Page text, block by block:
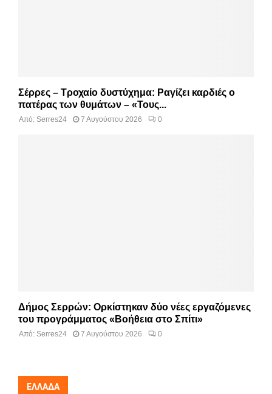
Σέρρες – Τροχαίο δυστύχημα: Ραγίζει καρδιές ο
πατέρας των θυμάτων – «Τους...
Από: Serres24 7 Αυγούστου 2026 0
Δήμος Σερρών: Ορκίστηκαν δύο νέες εργαζόμενες
του προγράμματος «Βοήθεια στο Σπίτι»
Από: Serres24 7 Αυγούστου 2026 0
ΕΛΛΆΔΑ